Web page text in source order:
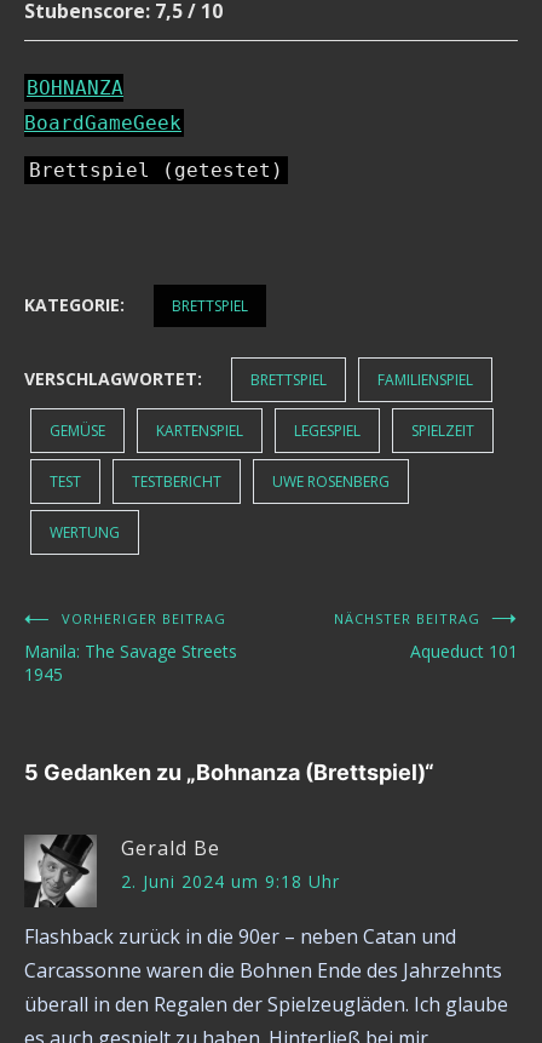
Stubenscore: 7,5 / 10
BOHNANZA
BoardGameGeek
Brettspiel (getestet)
KATEGORIE: BRETTSPIEL
VERSCHLAGWORTET: BRETTSPIEL FAMILIENSPIEL
GEMÜSE KARTENSPIEL LEGESPIEL SPIELZEIT
TEST TESTBERICHT UWE ROSENBERG
WERTUNG
Beitragsnavigation
VORHERIGER BEITRAG
Manila: The Savage Streets
1945
NÄCHSTER BEITRAG
Aqueduct 101
5 Gedanken zu „Bohnanza (Brettspiel)“
Gerald Be
2. Juni 2024 um 9:18 Uhr
Flashback zurück in die 90er – neben Catan und
Carcassonne waren die Bohnen Ende des Jahrzehnts
überall in den Regalen der Spielzeugläden. Ich glaube